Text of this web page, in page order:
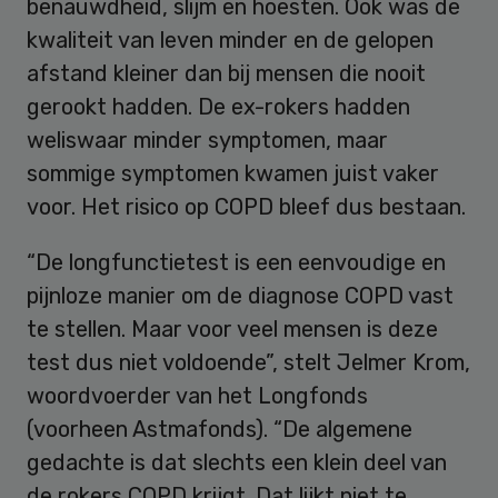
benauwdheid, slijm en hoesten. Ook was de
kwaliteit van leven minder en de gelopen
afstand kleiner dan bij mensen die nooit
gerookt hadden. De ex-rokers hadden
weliswaar minder symptomen, maar
sommige symptomen kwamen juist vaker
voor. Het risico op COPD bleef dus bestaan.
“De longfunctietest is een eenvoudige en
pijnloze manier om de diagnose COPD vast
te stellen. Maar voor veel mensen is deze
test dus niet voldoende”, stelt Jelmer Krom,
woordvoerder van het Longfonds
(voorheen Astmafonds). “De algemene
gedachte is dat slechts een klein deel van